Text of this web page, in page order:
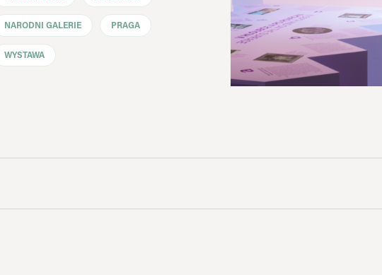
NARODNI GALERIE PRAGA
WYSTAWA